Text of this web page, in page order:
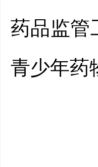
药品监管
青少年药